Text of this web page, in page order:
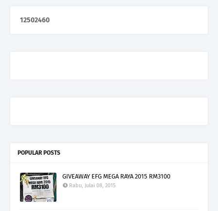
12502460
POPULAR POSTS
GIVEAWAY EFG MEGA RAYA 2015 RM3100
Rabu, Julai 08, 2015